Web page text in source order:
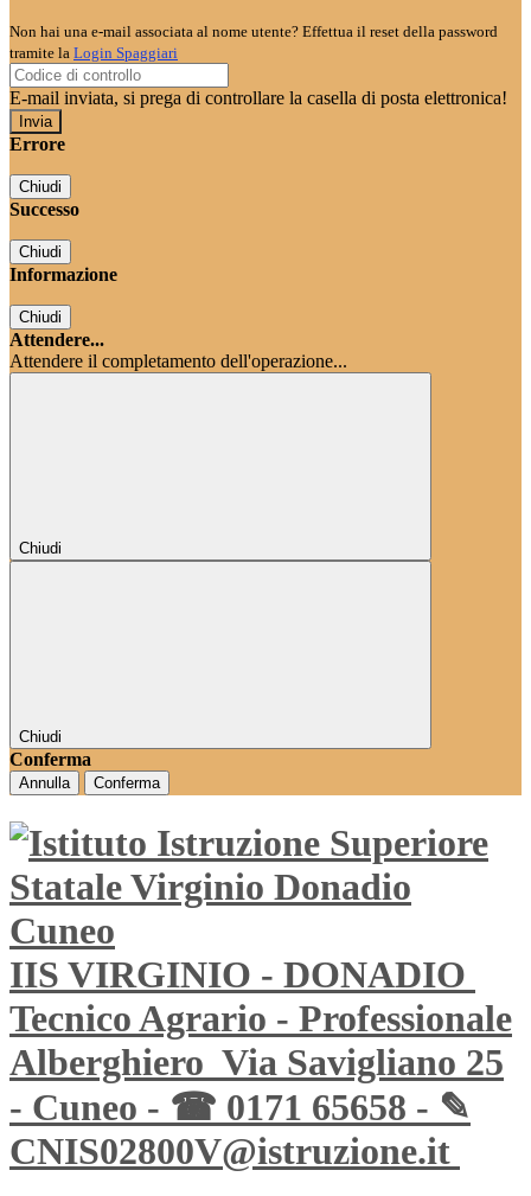
Non hai una e-mail associata al nome utente? Effettua il reset della password
tramite la Login Spaggiari
E-mail inviata, si prega di controllare la casella di posta elettronica!
Errore
Chiudi
Successo
Chiudi
Informazione
Chiudi
Attendere...
Attendere il completamento dell'operazione...
Chiudi
Chiudi
Conferma
Annulla Conferma
IIS VIRGINIO - DONADIO
Tecnico Agrario - Professionale
Alberghiero Via Savigliano 25
- Cuneo - ☎ 0171 65658 - ✎
CNIS02800V@istruzione.it